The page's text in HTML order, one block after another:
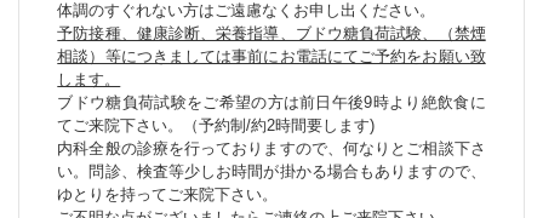
体調のすぐれない方はご遠慮なくお申し出ください。
予防接種、健康診断、栄養指導、ブドウ糖負荷試験、（禁煙
相談）等につきましては事前にお電話にてご予約をお願い致
します。
ブドウ糖負荷試験をご希望の方は前日午後9時より絶飲食に
てご来院下さい。（予約制/約2時間要します)
内科全般の診療を行っておりますので、何なりとご相談下さ
い。問診、検査等少しお時間が掛かる場合もありますので、
ゆとりを持ってご来院下さい。